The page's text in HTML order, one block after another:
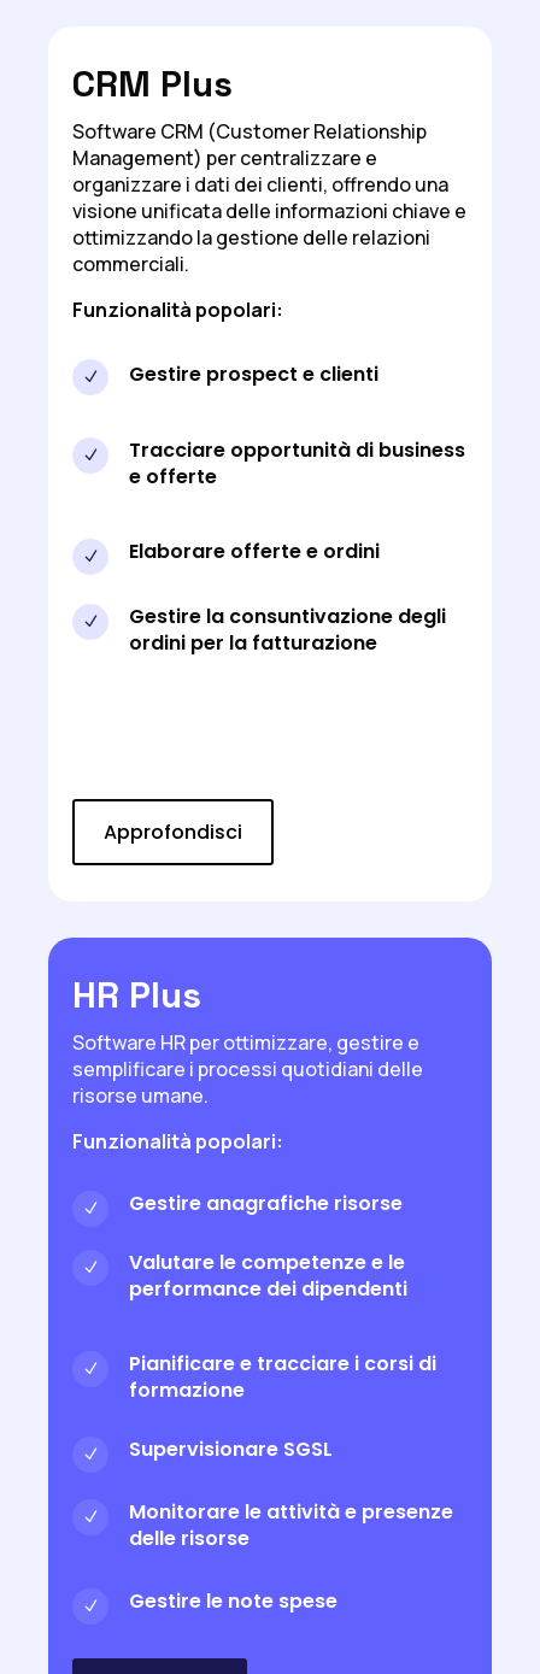
CRM Plus
Software CRM (Customer Relationship
Management) per centralizzare e
organizzare i dati dei clienti, offrendo una
visione unificata delle informazioni chiave e
ottimizzando la gestione delle relazioni
commerciali.
Funzionalità popolari:
N Gestire prospect e clienti
N
Tracciare opportunità di business
e offerte
N Elaborare offerte e ordini
N
Gestire la consuntivazione degli
ordini per la fatturazione
Approfondisci
HR Plus
Software HR per ottimizzare, gestire e
semplificare i processi quotidiani delle
risorse umane.
Funzionalità popolari:
N Gestire anagrafiche risorse
N
Valutare le competenze e le
performance dei dipendenti
N
Pianificare e tracciare i corsi di
formazione
N Supervisionare SGSL
N
Monitorare le attività e presenze
delle risorse
N Gestire le note spese